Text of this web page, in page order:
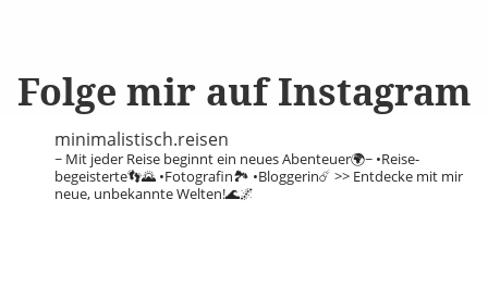
Folge mir auf Instagram
minimalistisch.reisen
~ Mit jeder Reise beginnt ein neues Abenteuer🌍~ •Reise-
begeisterte👣🌄 •Fotografin🏞️ •Bloggerin☄️ >> Entdecke mit mir
neue, unbekannte Welten!🌊🌌